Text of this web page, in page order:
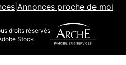
Annonces proche de moi
droits réservés
Stock